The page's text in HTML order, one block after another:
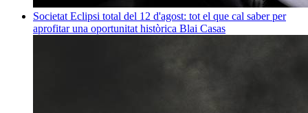
Societat Eclipsi total del 12 d'agost: tot el que cal saber per
aprofitar una oportunitat històrica Blai Casas